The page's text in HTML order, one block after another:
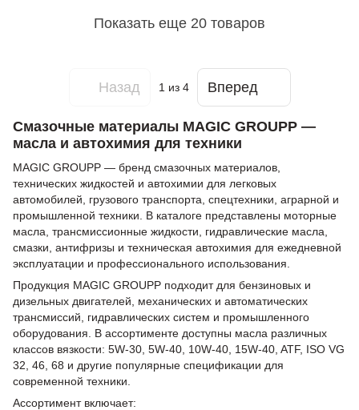
Показать еще 20 товаров
Назад 1из 4 Вперед
Смазочные материалы MAGIC GROUPP —
масла и автохимия для техники
MAGIC GROUPP — бренд смазочных материалов,
технических жидкостей и автохимии для легковых
автомобилей, грузового транспорта, спецтехники, аграрной и
промышленной техники. В каталоге представлены моторные
масла, трансмиссионные жидкости, гидравлические масла,
смазки, антифризы и техническая автохимия для ежедневной
эксплуатации и профессионального использования.
Продукция MAGIC GROUPP подходит для бензиновых и
дизельных двигателей, механических и автоматических
трансмиссий, гидравлических систем и промышленного
оборудования. В ассортименте доступны масла различных
классов вязкости: 5W-30, 5W-40, 10W-40, 15W-40, ATF, ISO VG
32, 46, 68 и другие популярные спецификации для
современной техники.
Ассортимент включает: